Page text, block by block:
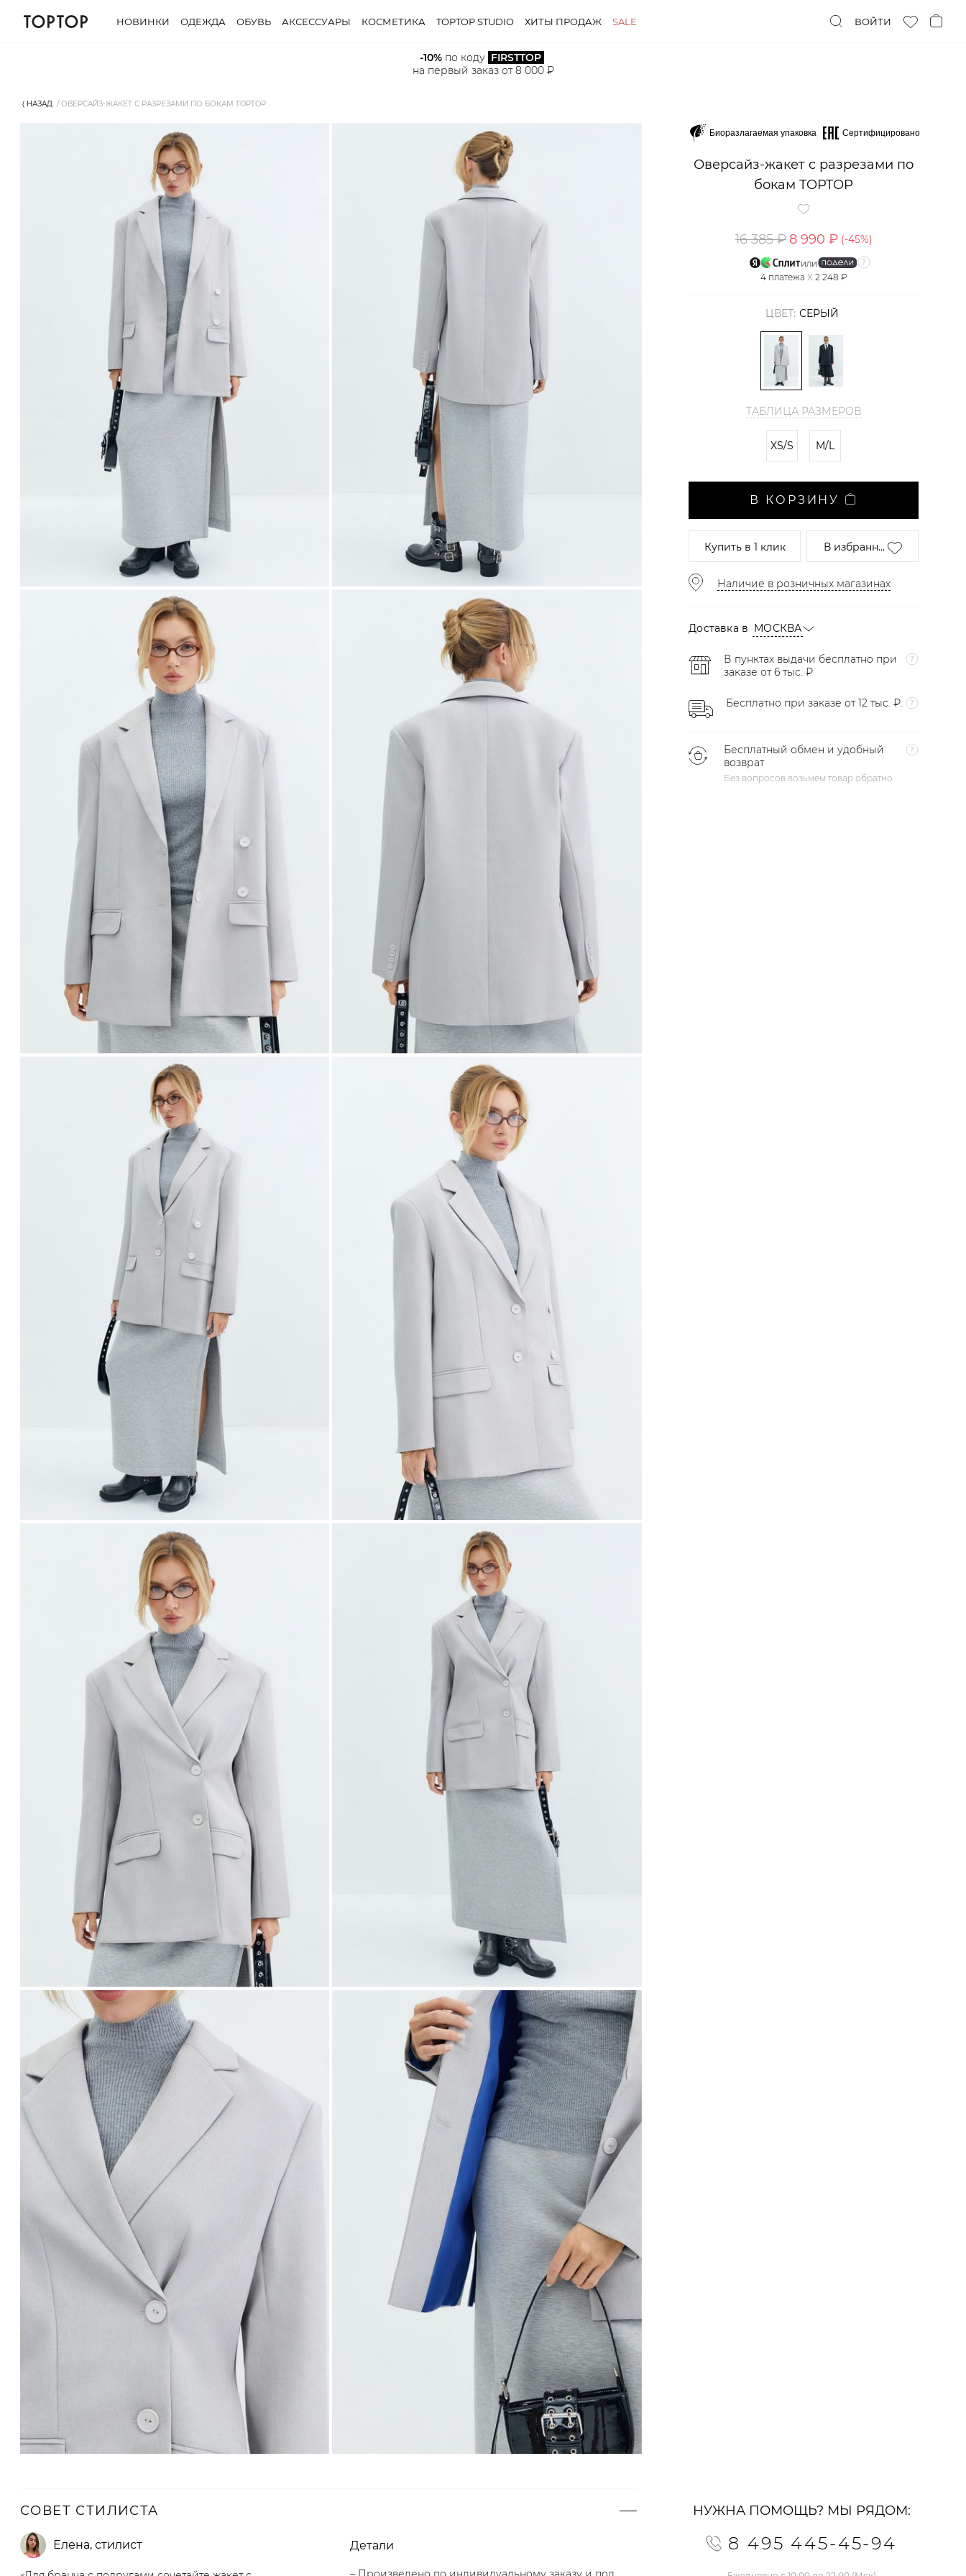
НОВИНКИ ОДЕЖДА ОБУВЬ АКСЕССУАРЫ КОСМЕТИКА TOPTOP STUDIO ХИТЫ ПРОДАЖ SALE ВОЙТИ
-10% по коду FIRSTTOP
на первый заказ от 8 000 ₽
⟨ НАЗАД ОВЕРСАЙЗ-ЖАКЕТ С РАЗРЕЗАМИ ПО БОКАМ TOPTOP
Биоразлагаемая упаковка Сертифицировано
Оверсайз-жакет с разрезами по
бокам TOPTOP
16 385 ₽ 8 990 ₽ (-45%)
или
4 платежа X 2 248 ₽
ЦВЕТ: СЕРЫЙ
ТАБЛИЦА РАЗМЕРОВ
XS/S M/L
В КОРЗИНУ
Купитьв 1 клик В избранн...
Наличие в розничных магазинах
Доставка в МОСКВА
В пунктах выдачи бесплатно при
заказе от 6 тыс. ₽
Бесплатно при заказе от 12 тыс. ₽.
Бесплатный обмен и удобный
возврат
Без вопросов возьмем товар обратно
СОВЕТ СТИЛИСТА
Елена, стилист Детали
НУЖНА ПОМОЩЬ? МЫ РЯДОМ:
8 495 445-45-94